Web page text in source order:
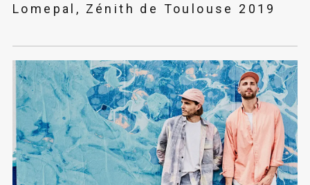
Lomepal, Zénith de Toulouse 2019